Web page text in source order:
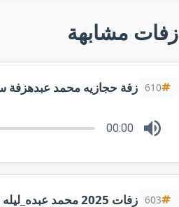
زفات مشابهة
610 زفة حجازيه محمد عبدهزفة
00:00
603 زفات 2025 محمد عبده_ليله تحلف عليها_(فوز و سعود) حصري